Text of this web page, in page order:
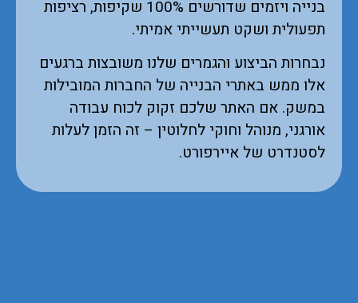
בנייה ויזמים שדורשים 100% שקיפות, רציפות
תפעולית ושקט תעשייתי אמיתי.
נבחרות הביצוע והגמרים שלנו משובצות ברגעים
אלו ממש באתרי הבנייה של החברות המובילות
במשק. אם האתר שלכם זקוק לכוח עבודה
אורגני, מנוהל וחוקי לחלוטין – זה הזמן לעלות
לסטנדרט של איירפורט.